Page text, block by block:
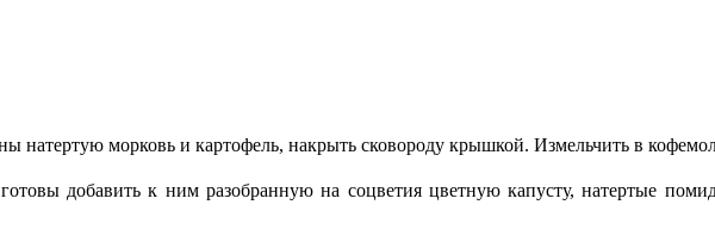
натертую морковь и картофель, накрыть сковороду крышкой. Измельчить в
добавить к ним разобранную на соцветия цветную капусту, натертые